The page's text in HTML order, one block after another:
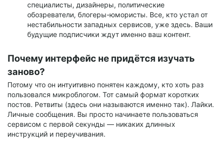
специалисты, дизайнеры, политические
обозреватели, блогеры-юмористы. Все, кто устал от
нестабильности западных сервисов, уже здесь. Ваши
будущие подписчики ждут именно ваш контент.
Почему интерфейс не придётся изучать
заново?
Потому что он интуитивно понятен каждому, кто хоть раз
пользовался микроблогом. Тот самый формат коротких
постов. Ретвиты (здесь они называются именно так). Лайки.
Личные сообщения. Вы просто начинаете пользоваться
сервисом с первой секунды — никаких длинных
инструкций и переучивания.